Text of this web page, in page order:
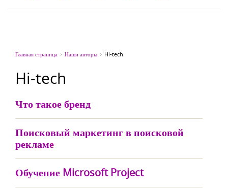
Главная страница Наши авторы Hi-tech
Hi-tech
Что такое бренд
Поисковый маркетинг в поисковой
рекламе
Обучение Microsoft Project